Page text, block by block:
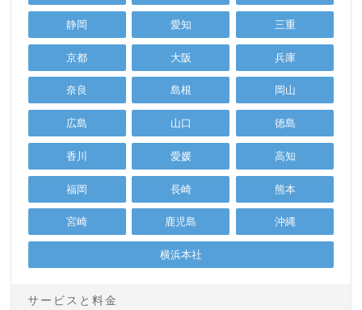
静岡 愛知 三重
京都 大阪 兵庫
奈良 島根 岡山
広島 山口 徳島
香川 愛媛 高知
福岡 長崎 熊本
宮崎 鹿児島 沖縄
横浜本社
サービスと料金